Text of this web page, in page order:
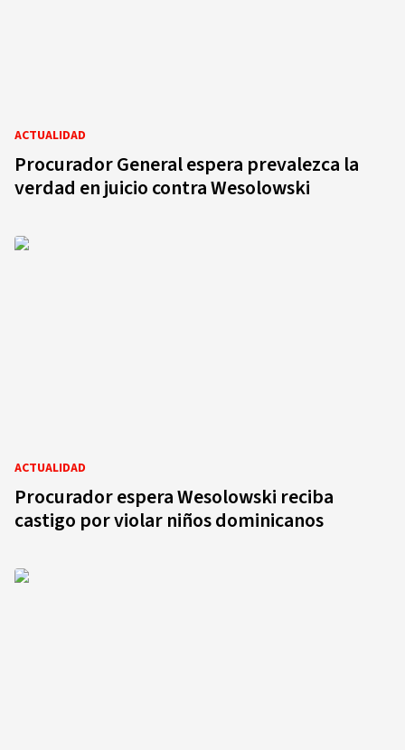
ACTUALIDAD
Procurador General espera prevalezca la
verdad en juicio contra Wesolowski
ACTUALIDAD
Procurador espera Wesolowski reciba
castigo por violar niños dominicanos